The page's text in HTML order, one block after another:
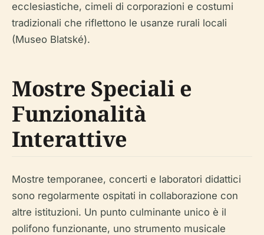
ecclesiastiche, cimeli di corporazioni e costumi
tradizionali che riflettono le usanze rurali locali
(Museo Blatské).
Mostre Speciali e
Funzionalità
Interattive
Mostre temporanee, concerti e laboratori didattici
sono regolarmente ospitati in collaborazione con
altre istituzioni. Un punto culminante unico è il
polifono funzionante, uno strumento musicale